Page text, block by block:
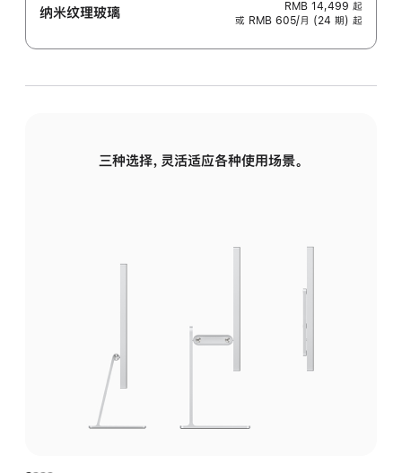
纳米纹理玻璃 RMB 14,499 起
或 RMB 605/月 (24 期) 起
三种选择，灵活适应各种使用场景。